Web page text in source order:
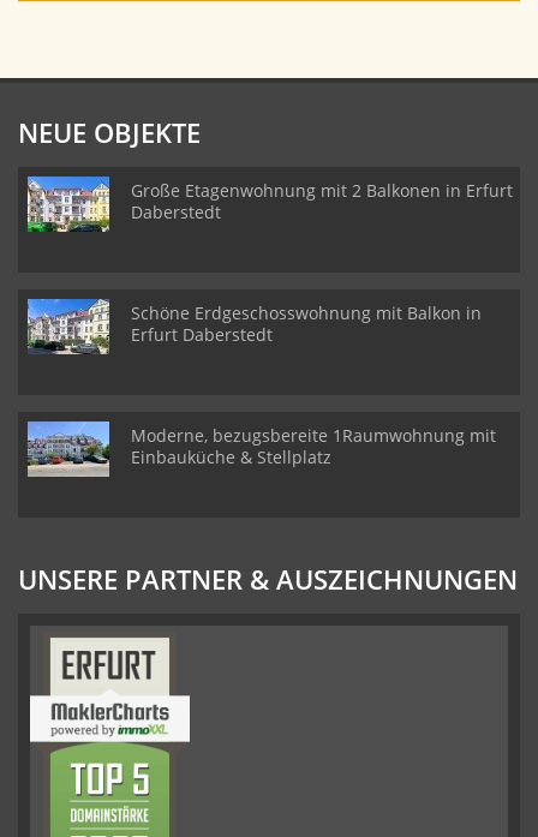
NEUE OBJEKTE
Große Etagenwohnung mit 2 Balkonen in Erfurt
Daberstedt
Schöne Erdgeschosswohnung mit Balkon in
Erfurt Daberstedt
Moderne, bezugsbereite 1Raumwohnung mit
Einbauküche & Stellplatz
UNSERE PARTNER & AUSZEICHNUNGEN